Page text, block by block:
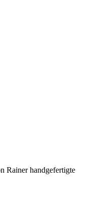
Rainer handgefertigte